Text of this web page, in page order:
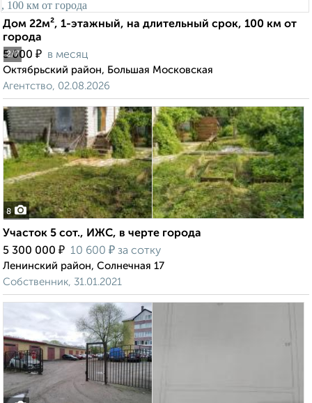
2/7
Дом 22м², 1-этажный, на длительный срок, 100 км от
города
5 000 ₽ в месяц
Октябрьский район, Большая Московская
Агентство, 02.08.2026
8
Участок 5 сот., ИЖС, в черте города
5 300 000 ₽ 10 600 ₽ за сотку
Ленинский район, Солнечная 17
Собственник, 31.01.2021